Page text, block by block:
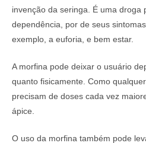
invenção da seringa. É uma droga
dependência, por de seus
exemplo, a euforia, e bem estar.
A morfina pode deixar o usuário
quanto fisicamente. Como
precisam de doses cada vez
ápice.
O uso da morfina também pode